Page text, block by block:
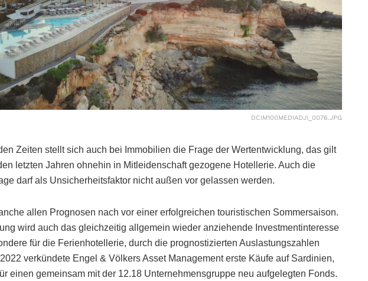
DCIM100MEDIADJI_0076.JPG
Zeiten stellt sich auch bei Immobilien die Frage der Wertentwicklung, das gilt
letzten Jahren ohnehin in Mitleidenschaft gezogene Hotellerie. Auch die
darf als Unsicherheitsfaktor nicht außen vor gelassen werden.
allen Prognosen nach vor einer erfolgreichen touristischen Sommersaison.
wird auch das gleichzeitig allgemein wieder anziehende Investmentinteresse
für die Ferienhotellerie, durch die prognostizierten Auslastungszahlen
verkündete Engel & Völkers Asset Management erste Käufe auf Sardinien,
einen gemeinsam mit der 12.18 Unternehmensgruppe neu aufgelegten Fonds.